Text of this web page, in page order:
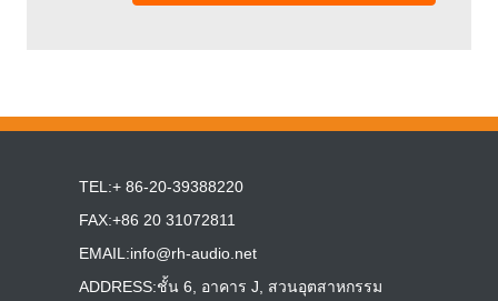
TEL:+ 86-20-39388220
FAX:+86 20 31072811
EMAIL:info@rh-audio.net
ADDRESS:ชั้น 6, อาคาร J, สวนอุตสาหกรรม